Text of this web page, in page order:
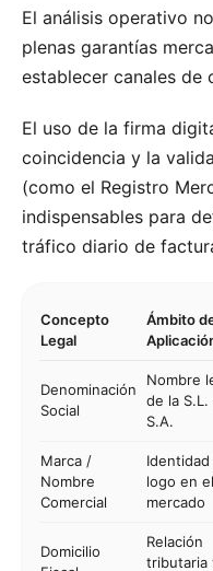
El análisis operativo
plenas garantías
establecer canales de
El uso de la firma
coincidencia y la
(como el Registro
indispensables para
tráfico diario de
Concepto
Legal
Ámbito
Denominación
Social
Nombre
de la S.L.
S.A.
Marca /
Nombre
Comercial
Identidad
logo en el
mercado
Domicilio
Relación
tributaria